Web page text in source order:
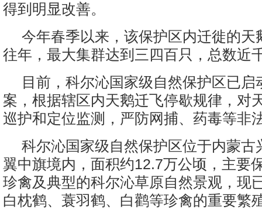
得到明显改善。
今年春季以来，该保护区内迁徙的天
往年，最大集群达到三四百只，总数近
目前，科尔沁国家级自然保护区已启
案，根据辖区内天鹅迁飞停歇规律，对
巡护和定位监测，严防网捕、药毒等非
科尔沁国家级自然保护区位于内蒙古
翼中旗境内，面积约12.7万公顷，主要
珍禽及典型的科尔沁草原自然景观，现
白枕鹤、蓑羽鹤、白鹳等珍禽的重要繁